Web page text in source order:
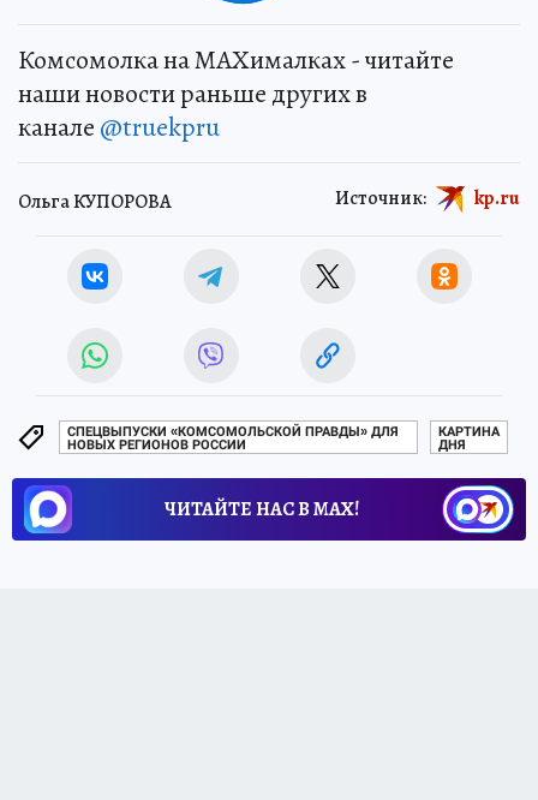
Комсомолка на MAXималках - читайте
наши новости раньше других в
канале @truekpru
Ольга КУПОРОВА Источник: kp.ru
СПЕЦВЫПУСКИ «КОМСОМОЛЬСКОЙ ПРАВДЫ» ДЛЯ
НОВЫХ РЕГИОНОВ РОССИИ
КАРТИНА
ДНЯ
ЧИТАЙТЕ НАС В МАХ!